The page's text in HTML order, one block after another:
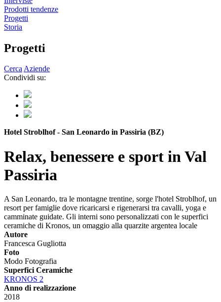
Prodotti tendenze
Progetti
Storia
Progetti
CercaAziende
Condividi su:
Hotel Stroblhof - San Leonardo in Passiria (BZ)
Relax, benessere e sport in Val
Passiria
A San Leonardo, tra le montagne trentine, sorge l'hotel Stroblhof, un
resort per famiglie dove ricaricarsi e rigenerarsi tra cavalli, yoga e
camminate guidate. Gli interni sono personalizzati con le superfici
ceramiche di Kronos, un omaggio alla quarzite argentea locale
Autore
Francesca Gugliotta
Foto
Modo Fotografia
Superfici Ceramiche
KRONOS 2
Anno di realizzazione
2018